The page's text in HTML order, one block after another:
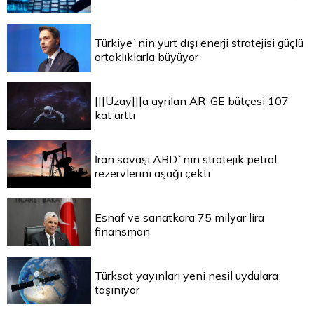
Türkiye`nin yurt dışı enerji stratejisi güçlü
ortaklıklarla büyüyor
|||Uzay|||a ayrılan AR-GE bütçesi 107
kat arttı
İran savaşı ABD`nin stratejik petrol
rezervlerini aşağı çekti
Esnaf ve sanatkara 75 milyar lira
finansman
Türksat yayınları yeni nesil uydulara
taşınıyor